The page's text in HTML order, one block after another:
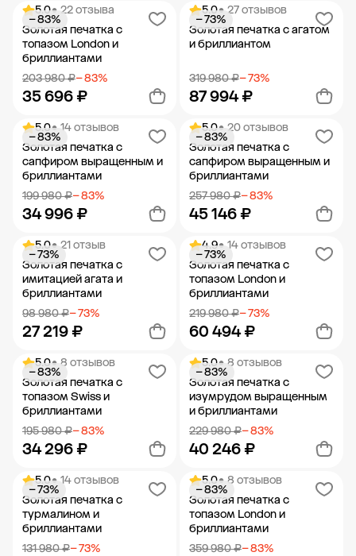
Добавить в корзину Добавить в корзину
5.0• 22 отзыва
Золотая печатка с
топазом London и
бриллиантами
203 980 ₽− 83%
35 696 ₽
− 83%
Добавить в корзину
5.0• 27 отзывов
Золотая печатка с агатом
и бриллиантом
319 980 ₽− 73%
87 994 ₽
− 73%
Добавить в корзину
5.0• 14 отзывов
Золотая печатка с
сапфиром выращенным и
бриллиантами
199 980 ₽− 83%
34 996 ₽
− 83%
Добавить в корзину
5.0• 20 отзывов
Золотая печатка с
сапфиром выращенным и
бриллиантами
257 980 ₽− 83%
45 146 ₽
− 83%
Добавить в корзину
5.0• 21 отзыв
Золотая печатка с
имитацией агата и
бриллиантами
98 980 ₽− 73%
27 219 ₽
− 73%
Добавить в корзину
4.9• 14 отзывов
Золотая печатка с
топазом London и
бриллиантами
219 980 ₽− 73%
60 494 ₽
− 73%
Добавить в корзину
5.0• 8 отзывов
Золотая печатка с
топазом Swiss и
бриллиантами
195 980 ₽− 83%
34 296 ₽
− 83%
Добавить в корзину
5.0• 8 отзывов
Золотая печатка с
изумрудом выращенным
и бриллиантами
229 980 ₽− 83%
40 246 ₽
− 83%
Добавить в корзину
5.0• 14 отзывов
Золотая печатка с
турмалином и
бриллиантами
131 980 ₽− 73%
− 73%
5.0• 8 отзывов
Золотая печатка с
топазом London и
бриллиантами
359 980 ₽− 83%
− 83%